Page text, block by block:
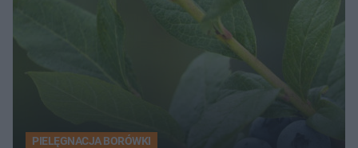
PIELĘGNACJA BORÓWKI